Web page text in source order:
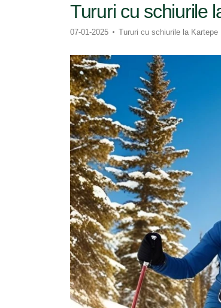
Tururi cu schiurile
07-01-2025 Tururi cu schiurile la Kartepe